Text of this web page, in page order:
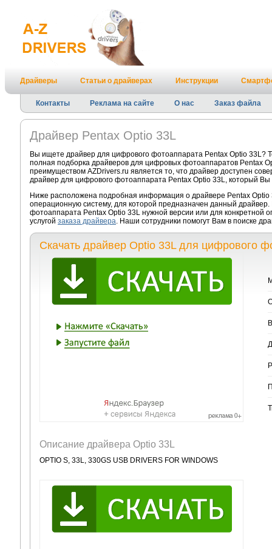
Драйверы Статьи о драйверах Инструкции
Контакты Реклама на сайте О нас Заказ файла
Драйвер Pentax Optio 33L
Вы ищете драйвер для цифрового фотоаппарата Pentax Optio
полная подборка драйверов для цифровых фотоаппаратов Pentax
преимуществом AZDrivers.ru является то, что драйвер доступен
драйвер для цифрового фотоаппарата Pentax Optio 33L, который Вы
Ниже расположена подробная информация о драйвере Pentax
операционную систему, для которой предназначен данный
фотоаппарата Pentax Optio 33L нужной версии или для конкретной
услугой заказа драйвера. Наши сотрудники помогут Вам в поиске
Скачать драйвер Optio 33L для цифрового
Описание драйвера Optio 33L
OPTIO S, 33L, 330GS USB DRIVERS FOR WINDOWS